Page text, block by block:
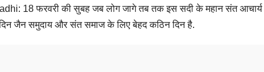
18 फरवरी की सुबह जब लोग जागे तब तक इस सदी के महान संत आचार्य
दिन जैन समुदाय और संत समाज के लिए बेहद कठिन दिन है.